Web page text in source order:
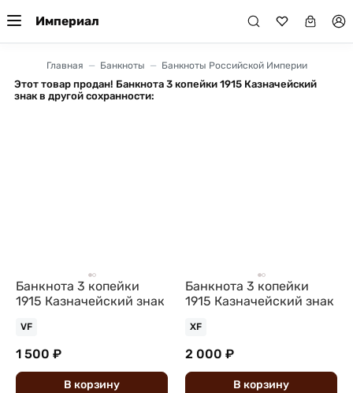
Империал
Главная Банкноты Банкноты Российской Империи
Этот товар продан! Банкнота 3 копейки 1915 Казначейский
знак в другой сохранности:
Банкнота 3 копейки
1915 Казначейский знак
VF
1 500 ₽
В корзину
Банкнота 3 копейки
1915 Казначейский знак
XF
2 000 ₽
В корзину